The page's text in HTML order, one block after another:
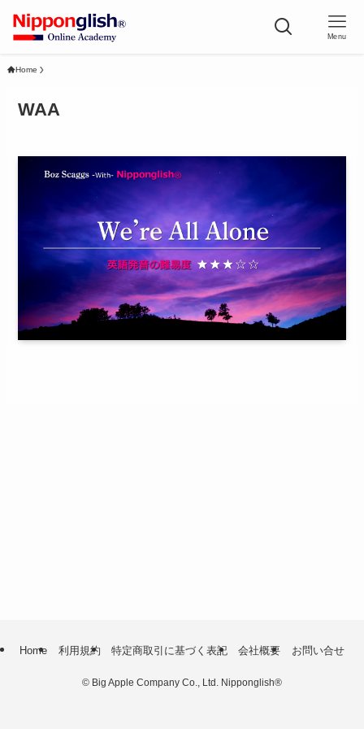
Menu
Home
WAA
Home 利用規約 特定商取引に基づく表記 会社概要 お問い合せ
© Big Apple Company Co., Ltd. Nipponglish®